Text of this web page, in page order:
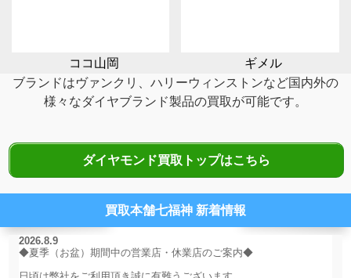
ココ山岡
ギメル
ブランドはヴァンクリ、ハリーウィンストンなど国内外の
様々なダイヤブランド製品の買取が可能です。
ダイヤモンド買取トップはこちら
買取本舗七福神 新着情報